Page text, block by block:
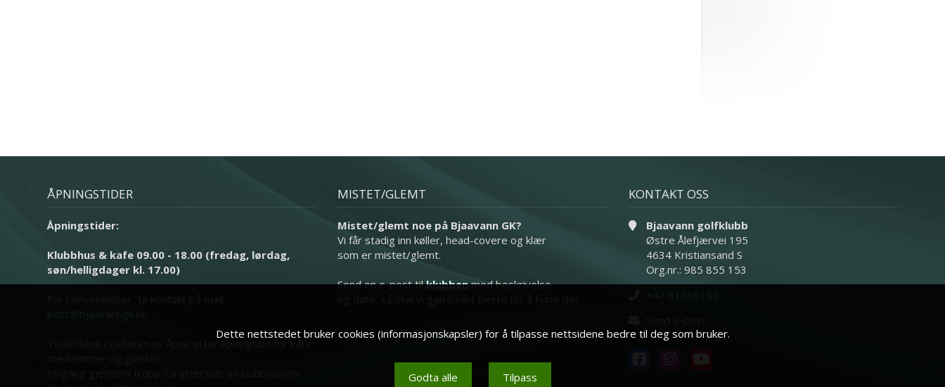
ÅPNINGSTIDER
Åpningstider:
Klubbhus & kafe 09.00 - 18.00 (fredag, lørdag,
søn/helligdager kl. 17.00)
MISTET/GLEMT
Mistet/glemt noe på Bjaavann GK?
Vi får stadig inn køller, head-covere og klær
som er mistet/glemt.
Send en e-post tilklubbenmed beskrivelse
KONTAKT OSS
Bjaavann golfklubb
Østre Ålefjærvei 195
4634 Kristiansand S
Org.nr.: 985 855 153
Dette nettstedet bruker cookies (informasjonskapsler) for å tilpasse nettsidene bedre til deg som bruker.
Godta alle Tilpass